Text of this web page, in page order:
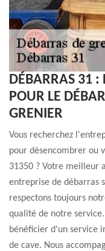
DÉBARRAS 31 :
POUR LE
GRENIER
Vous recherchez
pour désencombrer ou
31350 ? Votre meilleur
entreprise de débarras
respectons toujours
qualité de notre
bénéficier d'un service
de cave. Nous